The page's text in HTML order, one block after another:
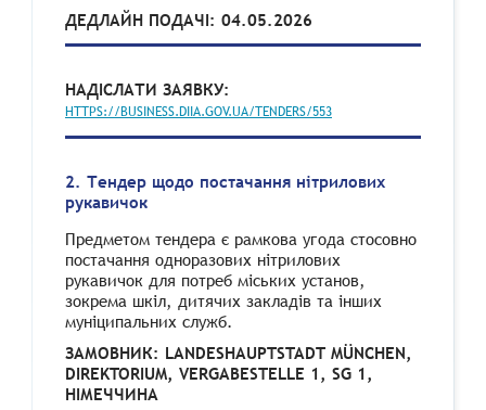
ДЕДЛАЙН ПОДАЧІ: 04.05.2026
НАДІСЛАТИ ЗАЯВКУ:
HTTPS://BUSINESS.DIIA.GOV.UA/TENDERS/553
2. Тендер щодо постачання нітрилових
рукавичок
Предметом тендера є рамкова угода стосовно
постачання одноразових нітрилових
рукавичок для потреб міських установ,
зокрема шкіл, дитячих закладів та інших
муніципальних служб.
ЗАМОВНИК: LANDESHAUPTSTADT MÜNCHEN,
DIREKTORIUM, VERGABESTELLE 1, SG 1,
НІМЕЧЧИНА